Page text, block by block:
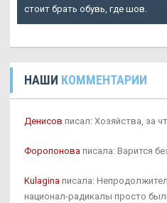
стоит брать обувь, где шов.
НАШИ КОММЕНТАРИИ
Денисов писал: Хозяйства, за
Форопонова писала: Варится
Kulagina писала:
национал-радикалы просто